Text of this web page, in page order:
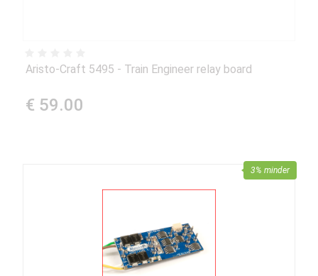
Aristo-Craft 5495 - Train Engineer relay board
€ 59.00
3% minder